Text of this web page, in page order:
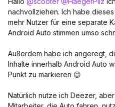
nachvollziehen. Ich habe
mehr Nutzer für eine separate
Android Auto stimmen umso
Außerdem habe ich angeregt,
Inhalte innerhalb Android Auto
Punkt zu markieren 😉
Natürlich nutze ich Deezer,